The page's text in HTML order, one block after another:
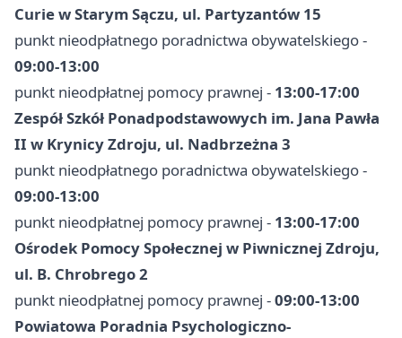
Curie w Starym Sączu, ul. Partyzantów 15
punkt nieodpłatnego poradnictwa obywatelskiego -
09:00-13:00
punkt nieodpłatnej pomocy prawnej - 13:00-17:00
Zespół Szkół Ponadpodstawowych im. Jana Pawła
II w Krynicy Zdroju, ul. Nadbrzeżna 3
punkt nieodpłatnego poradnictwa obywatelskiego -
09:00-13:00
punkt nieodpłatnej pomocy prawnej - 13:00-17:00
Ośrodek Pomocy Społecznej w Piwnicznej Zdroju,
ul. B. Chrobrego 2
punkt nieodpłatnej pomocy prawnej -09:00-13:00
Powiatowa Poradnia Psychologiczno-